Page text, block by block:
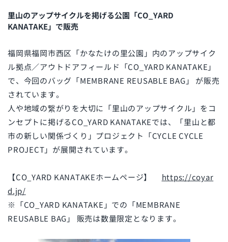
里山のアップサイクルを掲げる公園「CO_YARD
KANATAKE」で販売
福岡県福岡市西区「かなたけの里公園」内のアップサイク
ル拠点／アウトドアフィールド​「CO_YARD KANATAKE」
で、今回のバッグ「MEMBRANE REUSABLE BAG」 が販売
されています。
人や地域の繋がりを大切に「里山のアップサイクル」をコ
ンセプトに掲げるCO_YARD KANATAKEでは、「里山と都
市の新しい関係づくり」プロジェクト「CYCLE CYCLE
PROJECT」が展開されています。
【CO_YARD KANATAKEホームページ】 https://coyar
d.jp/
※「CO_YARD KANATAKE」での「MEMBRANE
REUSABLE BAG」 販売は数量限定となります。